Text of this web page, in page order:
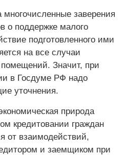
заверения
о поддержке малого
подготовленного ими
на все случаи
Значит, при
в Госдуме РФ надо
уточнения.
природа
кредитовании граждан
от взаимодействий,
и заемщиком при